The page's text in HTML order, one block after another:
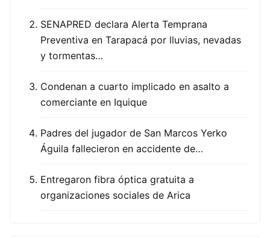
SENAPRED declara Alerta Temprana
Preventiva en Tarapacá por lluvias, nevadas
y tormentas…
Condenan a cuarto implicado en asalto a
comerciante en Iquique
Padres del jugador de San Marcos Yerko
Águila fallecieron en accidente de…
Entregaron fibra óptica gratuita a
organizaciones sociales de Arica